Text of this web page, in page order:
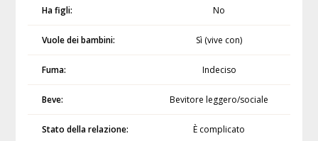
Ha figli: No
Vuole dei bambini: Sì (vive con)
Fuma: Indeciso
Beve: Bevitore leggero/sociale
Stato della relazione: È complicato